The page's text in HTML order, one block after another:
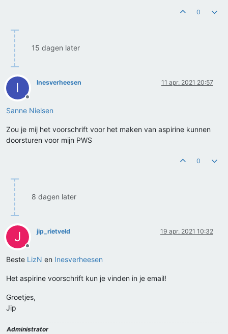
0
15 dagen later
I
Offline
Inesverheesen 11 apr. 2021 20:57
Sanne Nielsen
Zou je mij het voorschrift voor het maken van aspirine kunnen
doorsturen voor mijn PWS
0
8 dagen later
J
Offline
jip_rietveld 19 apr. 2021 10:32
Beste LizN en Inesverheesen
Het aspirine voorschrift kun je vinden in je email!
Groetjes,
Jip
Administrator